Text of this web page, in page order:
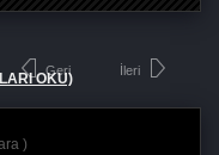
OKU)
Geri İleri